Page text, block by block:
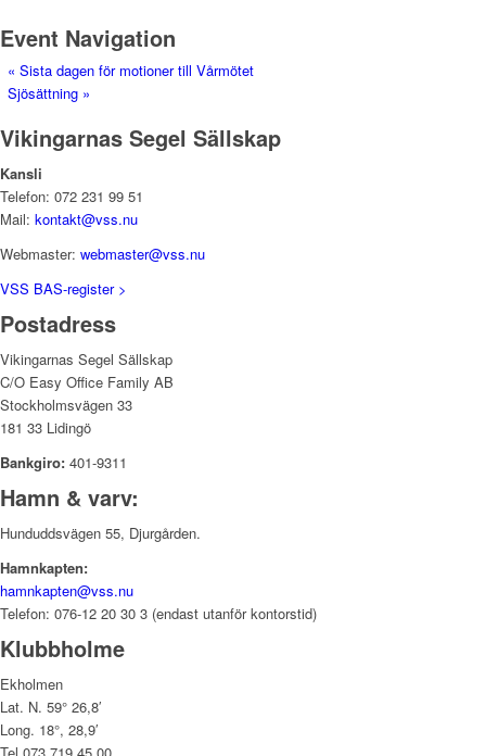
Event Navigation
« Sista dagen för motioner till Vårmötet
Sjösättning »
Vikingarnas Segel Sällskap
Kansli
Telefon: 072 231 99 51
Mail: kontakt@vss.nu
Webmaster: webmaster@vss.nu
VSS BAS-register >
Postadress
Vikingarnas Segel Sällskap
C/O Easy Office Family AB
Stockholmsvägen 33
181 33 Lidingö
Bankgiro: 401-9311
Hamn & varv:
Hunduddsvägen 55, Djurgården.
Hamnkapten:
hamnkapten@vss.nu
Telefon: 076-12 20 30 3 (endast utanför kontorstid)
Klubbholme
Ekholmen
Lat. N. 59° 26,8′
Long. 18°, 28,9′